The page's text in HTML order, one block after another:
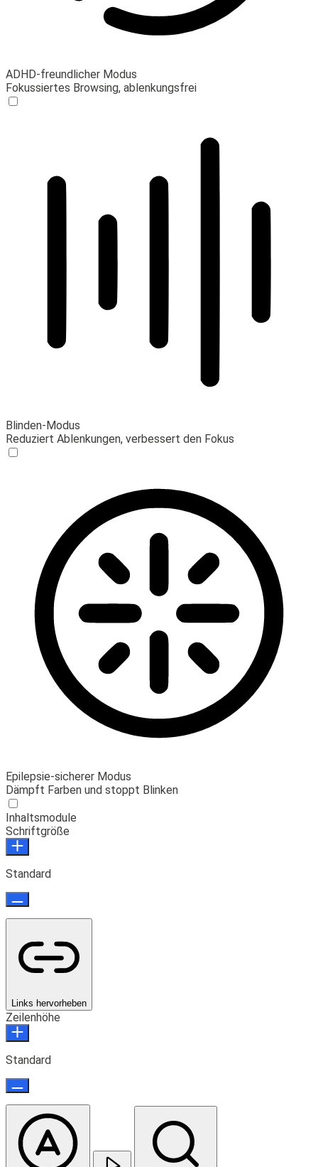
ADHD-freundlicher Modus
Fokussiertes Browsing, ablenkungsfrei
Blinden-Modus
Reduziert Ablenkungen, verbessert den Fokus
Epilepsie-sicherer Modus
Dämpft Farben und stoppt Blinken
Inhaltsmodule
Schriftgröße
Standard
Links hervorheben
Zeilenhöhe
Standard